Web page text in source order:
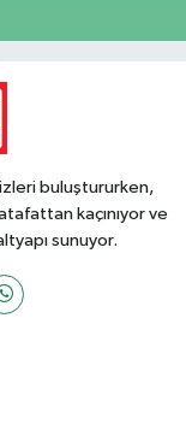
buluştururken,
kaçınıyor ve
sunuyor.